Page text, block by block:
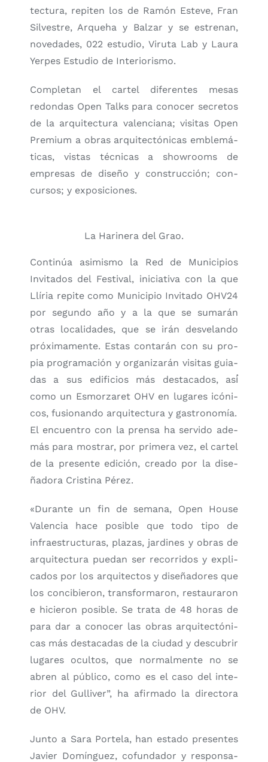
tec­tu­ra, repi­ten los de Ramón Este­ve, Fran
Sil­ves­tre, Arqueha y Bal­zar y se estre­nan,
nove­da­des, 022 estu­dio, Viru­ta Lab y Lau­ra
Yer­pes Estu­dio de Inte­rio­ris­mo.
Com­ple­tan el car­tel dife­ren­tes mesas
redon­das Open Talks para cono­cer secre­tos
de la arqui­tec­tu­ra valen­cia­na; visi­tas Open
Pre­mium a obras arqui­tec­tó­ni­cas emble­má­
ti­cas, vis­tas téc­ni­cas a show­rooms de
empre­sas de dise­ño y cons­truc­ción; con­
cur­sos; y expo­si­cio­nes.
La Hari­ne­ra del Grao.
Con­ti­núa asi­mis­mo la Red de Muni­ci­pios
Invi­ta­dos del Fes­ti­val, ini­cia­ti­va con la que
Llí­ria repi­te como Muni­ci­pio Invi­ta­do OHV24
por segun­do año y a la que se suma­rán
otras loca­li­da­des, que se irán des­ve­lan­do
pró­xi­ma­men­te. Estas con­ta­rán con su pro­
pia pro­gra­ma­ción y orga­ni­za­rán visi­tas guia­
das a sus edi­fi­cios más des­ta­ca­dos, así́
como un Esmor­za­ret OHV en luga­res icó­ni­
cos, fusio­nan­do arqui­tec­tu­ra y gas­tro­no­mía.
El encuen­tro con la pren­sa ha ser­vi­do ade­
más para mos­trar, por pri­me­ra vez, el car­tel
de la pre­sen­te edi­ción, crea­do por la dise­
ña­do­ra Cris­ti­na Pérez.
«Duran­te un fin de sema­na, Open Hou­se
Valen­cia hace posi­ble que todo tipo de
infra­es­truc­tu­ras, pla­zas, jar­di­nes y obras de
arqui­tec­tu­ra pue­dan ser reco­rri­dos y expli­
ca­dos por los arqui­tec­tos y dise­ña­do­res que
los con­ci­bie­ron, trans­for­ma­ron, res­tau­ra­ron
e hicie­ron posi­ble. Se tra­ta de 48 horas de
para dar a cono­cer las obras arqui­tec­tó­ni­
cas más des­ta­ca­das de la ciu­dad y des­cu­brir
luga­res ocul­tos, que nor­mal­men­te no se
abren al públi­co, como es el caso del inte­
rior del Gulli­ver”, ha afir­ma­do la direc­to­ra
de OHV.
Jun­to a Sara Por­te­la, han esta­do pre­sen­tes
Javier Domín­guez, cofun­da­dor y res­pon­sa­